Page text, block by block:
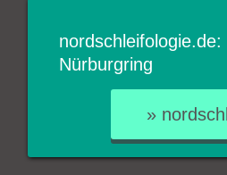
Nürburgring
»